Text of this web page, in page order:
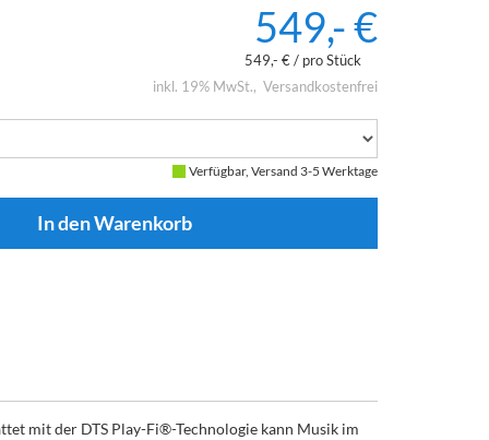
549,- €
549,- € / pro Stück
inkl. 19% MwSt.
Versandkostenfrei
Verfügbar, Versand 3-5 Werktage
mit der DTS Play-Fi®-Technologie kann Musik im